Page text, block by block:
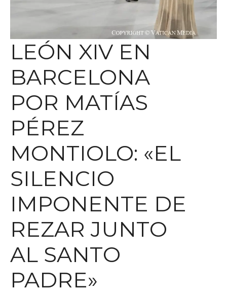
LEÓN XIV EN
BARCELONA
POR MATÍAS
PÉREZ
MONTIOLO: «EL
SILENCIO
IMPONENTE DE
REZAR JUNTO
AL SANTO
PADRE»